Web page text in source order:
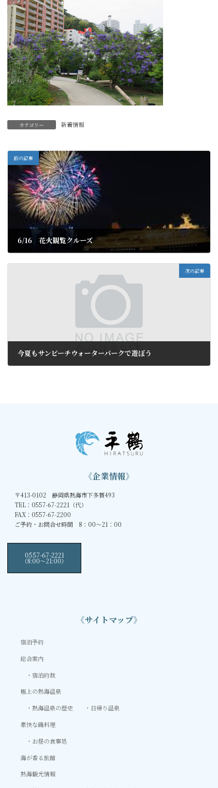
カテゴリー 新着情報
前の記事
6/16 花火観覧クルーズ
次の記事
今夏もサンビーチウォーターパークで遊ぼう
《企業情報》
〒413-0102 静岡県熱海市下多賀493
TEL：0557-67-2221（代）
FAX：0557-67-2200
ご予約・お問合せ時間 8：00～21：00
0557-67-2221
（8:00〜21:00）
《サイトマップ》
宿泊予約
総合案内
宿泊約款
極上の熱海温泉
熱海温泉の歴史
日帰り温泉
豪快な磯料理
お昼の食事処
海が香る旅館
熱海観光情報